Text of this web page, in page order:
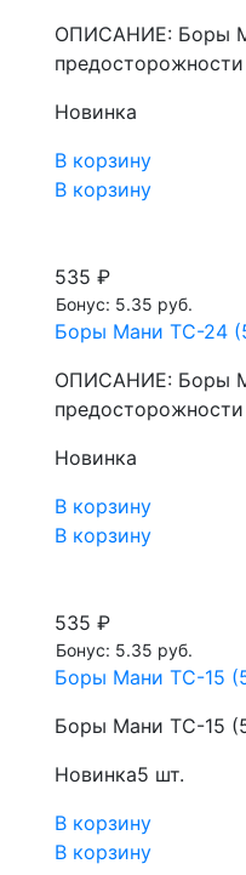
ОПИСАНИЕ: Боры
Новинка
В корзину
В корзину
535 ₽
Бонус: 5.35 руб.
Боры Мани TC-24
ОПИСАНИЕ: Боры
Новинка
В корзину
В корзину
535 ₽
Бонус: 5.35 руб.
Боры Мани TC-15
Боры Мани TC-15
Новинка5 шт.
В корзину
В корзину